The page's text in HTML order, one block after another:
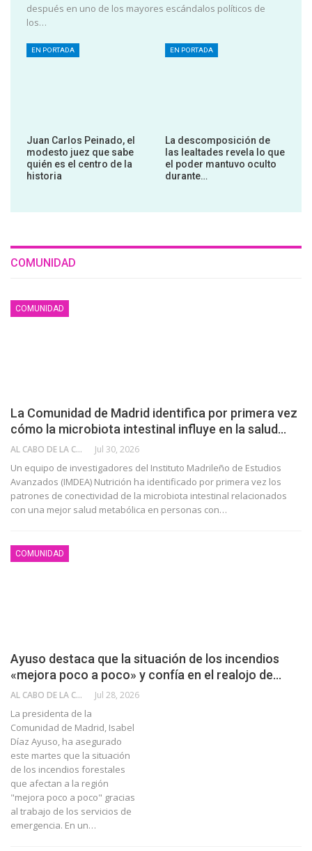
después en uno de los mayores escándalos políticos de
los…
EN PORTADA
Juan Carlos Peinado, el
modesto juez que sabe
quién es el centro de la
historia
EN PORTADA
La descomposición de
las lealtades revela lo que
el poder mantuvo oculto
durante…
COMUNIDAD
COMUNIDAD
La Comunidad de Madrid identifica por primera vez
cómo la microbiota intestinal influye en la salud…
AL CABO DE LA CALLE Jul 30, 2026
Un equipo de investigadores del Instituto Madrileño de Estudios
Avanzados (IMDEA) Nutrición ha identificado por primera vez los
patrones de conectividad de la microbiota intestinal relacionados
con una mejor salud metabólica en personas con…
COMUNIDAD
Ayuso destaca que la situación de los incendios
«mejora poco a poco» y confía en el realojo de…
AL CABO DE LA CALLE Jul 28, 2026
La presidenta de la
Comunidad de Madrid, Isabel
Díaz Ayuso, ha asegurado
este martes que la situación
de los incendios forestales
que afectan a la región
"mejora poco a poco" gracias
al trabajo de los servicios de
emergencia. En un…